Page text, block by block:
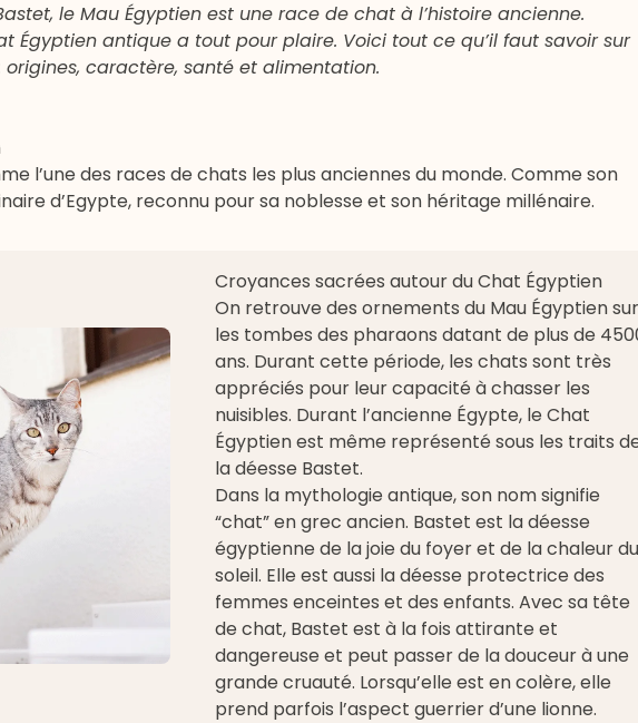
le Mau Égyptien est une race de chat à l’histoire ancienne.
Égyptien antique a tout pour plaire. Voici tout ce qu’il faut savoir sur
caractère, santé et alimentation.
l’une des races de chats les plus anciennes du monde. Comme son
d’Egypte, reconnu pour sa noblesse et son héritage millénaire.
Croyances sacrées autour du Chat Égyptien
On retrouve des ornements du Mau Égyptien sur
les tombes des pharaons datant de plus de
ans. Durant cette période, les chats sont très
appréciés pour leur capacité à chasser les
nuisibles. Durant l’ancienne Égypte, le Chat
Égyptien est même représenté sous les traits
la déesse Bastet.
Dans la mythologie antique, son nom signifie
“chat” en grec ancien. Bastet est la déesse
égyptienne de la joie du foyer et de la chaleur du
soleil. Elle est aussi la déesse protectrice des
femmes enceintes et des enfants. Avec sa tête
de chat, Bastet est à la fois attirante et
dangereuse et peut passer de la douceur à une
grande cruauté. Lorsqu’elle est en colère, elle
prend parfois l’aspect guerrier d’une lionne.